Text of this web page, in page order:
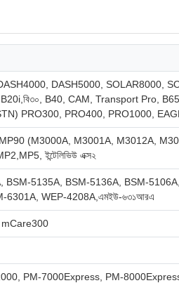
DASH5000, SOLAR8000,
B40, CAM, Transport Pro,
PRO300, PRO400, PRO1000,
(M3000A, M3001A, M3012A,
ইন্টেলিভিউ এক্স২
5135A, BSM-5136A, BSM-
WEP-4208A,এমইউ-৬৩১আরএ
mCare300
PM-7000Express, PM-